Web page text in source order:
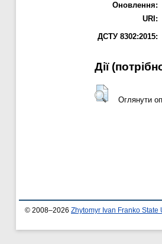
Оновлення:
URI:
ДСТУ 8302:2015:
Дії
Оглянути
© 2008–2026 Zhytomyr Ivan Franko State